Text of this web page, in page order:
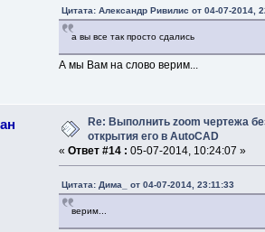
Цитата: Александр Ривилис от 04-07-2014,
а вы все так просто сдались
А мы Вам на слово верим...
Re: Выполнить zoom чертежа
открытия его в AutoCAD
« Ответ #14 : 05-07-2014, 10:24:07 »
Цитата: Дима_ от 04-07-2014, 23:11:33
верим...